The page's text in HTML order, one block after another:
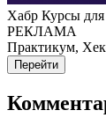
Хабр Курсы для
РЕКЛАМА
Практикум,
Перейти